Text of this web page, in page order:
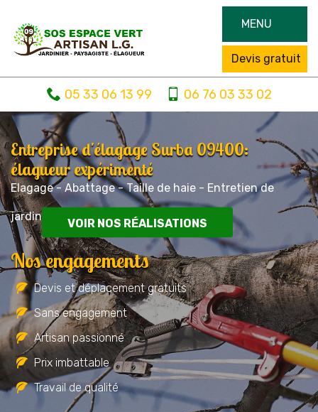
MENU
Devis gratuit
05 33 06 13 99 06 76 03 33 02
Entreprise d'élagage Surba 09400:
élagueur expérimenté
Elagage - Abattage - Taille de haie - Entretien de
jardin
VOIR NOS RÉALISATIONS
Nos engagements
Devis et déplacement gratuits
Sans engagement
Artisan passionné
Prix imbattable
Travail de qualité